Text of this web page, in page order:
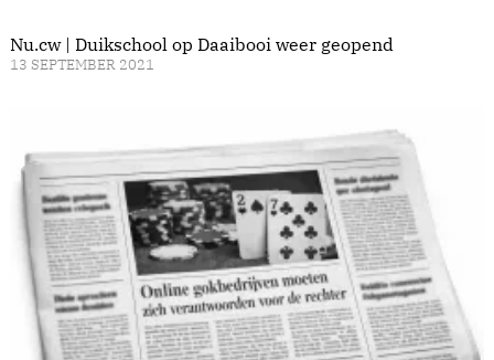
Nu.cw | Duikschool op Daaibooi weer geopend
13 SEPTEMBER 2021